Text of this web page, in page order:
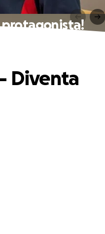
protagonista!
Diventa